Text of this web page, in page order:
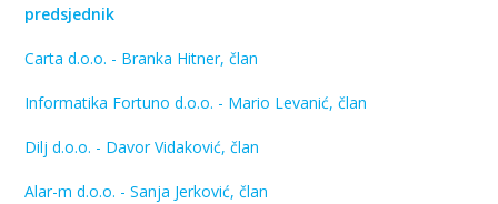
predsjednik
Carta d.o.o. - Branka Hitner, član
Informatika Fortuno d.o.o. - Mario Levanić, član
Dilj d.o.o. - Davor Vidaković, član
Alar-m d.o.o. - Sanja Jerković, član